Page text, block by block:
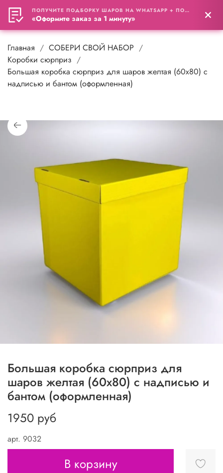
0
Главная
СОБЕРИ СВОЙ НАБОР
Коробки сюрприз
Большая коробка сюрприз для шаров желтая (60х80) с
надписью и бантом (оформленная)
арт. 9032
Большая коробка сюрприз для
шаров желтая (60х80) с надписью и
бантом (оформленная)
1950 руб
В корзину
ПОЛУЧИТЕ ПОДБОРКУ ШАРОВ НА WHATSAPP + ПОДАРОК
«Оформите заказ за 1 минуту»